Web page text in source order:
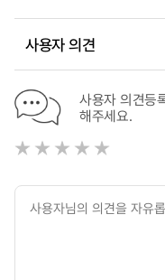
사용자 의견
사용자 의견등
해주세요.